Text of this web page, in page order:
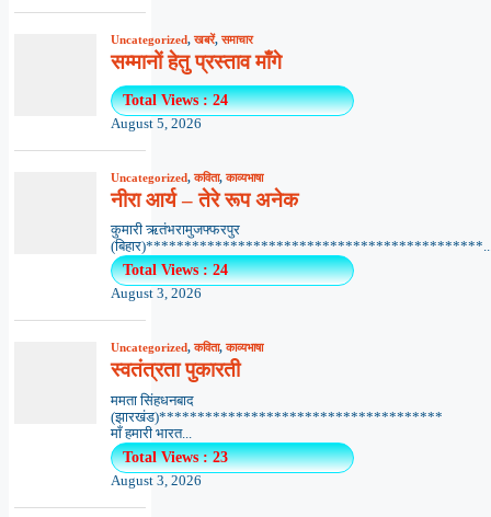
Uncategorized,खबरें,समाचार
सम्मानों हेतु प्रस्ताव माँगे
Total Views : 24
August 5, 2026
Uncategorized,कविता,काव्यभाषा
नीरा आर्य – तेरे रूप अनेक
कुमारी ऋतंभरामुजफ्फरपुर
Total Views : 24
August 3, 2026
Uncategorized,कविता,काव्यभाषा
स्वतंत्रता पुकारती
ममता सिंहधनबाद
(झारखंड)*************************************
माँ हमारी भारत...
Total Views : 23
August 3, 2026